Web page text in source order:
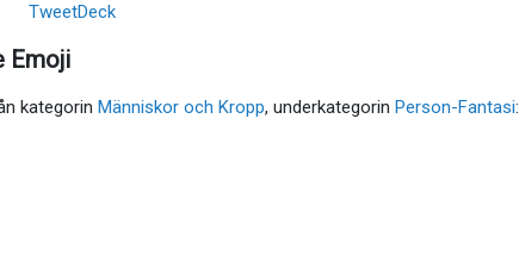
TweetDeck
Emoji
kategorin Människor och Kropp, underkategorin Person-Fantasi: